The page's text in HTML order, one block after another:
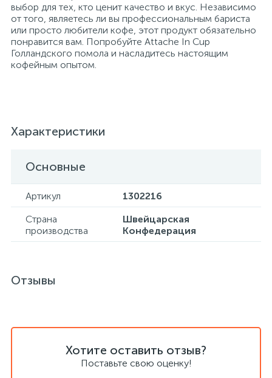
выбор для тех, кто ценит качество и вкус. Независимо
от того, являетесь ли вы профессиональным бариста
или просто любители кофе, этот продукт обязательно
понравится вам. Попробуйте Attache In Cup
Голландского помола и насладитесь настоящим
кофейным опытом.
Характеристики
Основные
Артикул
1302216
Страна
производства
Швейцарская
Конфедерация
Отзывы
Хотите оставить отзыв?
Поставьте свою оценку!
Хлорсодержащие средства
Экспресс-контроль концентрации
Почтовые ящики
Сейфы автомобильные
2
Сейфы взломостойкие
Сейфы засыпные